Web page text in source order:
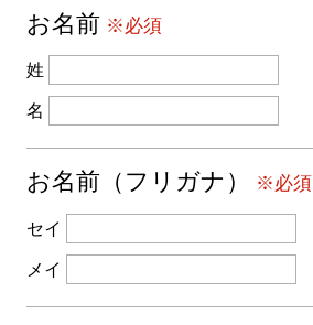
お名前 ※必須
姓
名
お名前（フリガナ） ※必須
セイ
メイ